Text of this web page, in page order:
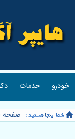
خودرو خدمات
صفحه